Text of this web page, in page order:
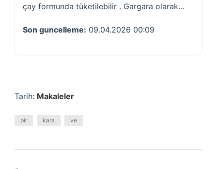
çay formunda tüketilebilir . Gargara olarak…
Son guncelleme: 09.04.2026 00:09
Tarih: Makaleler
bir kara ve